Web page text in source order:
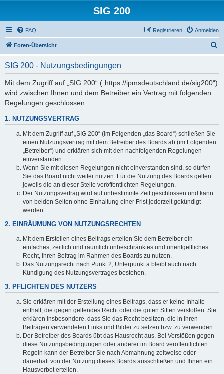
SIG 200
FAQ Anmelden
Registrieren
Foren-Übersicht
SIG 200 - Nutzungsbedingungen
Mit dem Zugriff auf „SIG 200“ („https://ipmsdeutschland.de/sig200“)
wird zwischen Ihnen und dem Betreiber ein Vertrag mit folgenden
Regelungen geschlossen:
1. NUTZUNGSVERTRAG
Mit dem Zugriff auf „SIG 200“ (im Folgenden „das Board“) schließen Sie
einen Nutzungsvertrag mit dem Betreiber des Boards ab (im Folgenden
„Betreiber“) und erklären sich mit den nachfolgenden Regelungen
einverstanden.
Wenn Sie mit diesen Regelungen nicht einverstanden sind, so dürfen
Sie das Board nicht weiter nutzen. Für die Nutzung des Boards gelten
jeweils die an dieser Stelle veröffentlichten Regelungen.
Der Nutzungsvertrag wird auf unbestimmte Zeit geschlossen und kann
von beiden Seiten ohne Einhaltung einer Frist jederzeit gekündigt
werden.
2. EINRÄUMUNG VON NUTZUNGSRECHTEN
Mit dem Erstellen eines Beitrags erteilen Sie dem Betreiber ein
einfaches, zeitlich und räumlich unbeschränktes und unentgeltliches
Recht, Ihren Beitrag im Rahmen des Boards zu nutzen.
Das Nutzungsrecht nach Punkt 2, Unterpunkt a bleibt auch nach
Kündigung des Nutzungsvertrages bestehen.
3. PFLICHTEN DES NUTZERS
Sie erklären mit der Erstellung eines Beitrags, dass er keine Inhalte
enthält, die gegen geltendes Recht oder die guten Sitten verstoßen. Sie
erklären insbesondere, dass Sie das Recht besitzen, die in Ihren
Beiträgen verwendeten Links und Bilder zu setzen bzw. zu verwenden.
Der Betreiber des Boards übt das Hausrecht aus. Bei Verstößen gegen
diese Nutzungsbedingungen oder anderer im Board veröffentlichten
Regeln kann der Betreiber Sie nach Abmahnung zeitweise oder
dauerhaft von der Nutzung dieses Boards ausschließen und Ihnen ein
Hausverbot erteilen.